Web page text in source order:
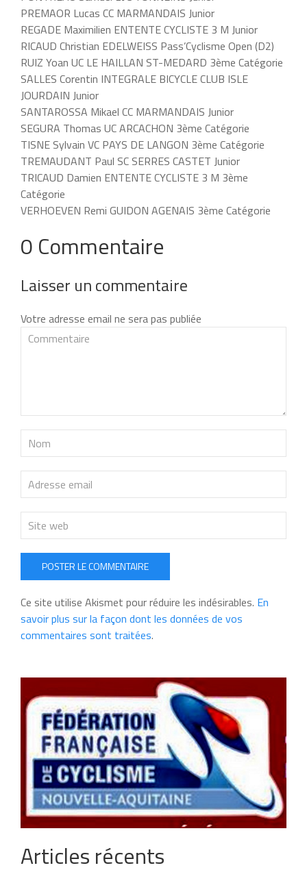
PREMAOR Lucas CC MARMANDAIS Junior
REGADE Maximilien ENTENTE CYCLISTE 3 M Junior
RICAUD Christian EDELWEISS Pass’Cyclisme Open (D2)
RUIZ Yoan UC LE HAILLAN ST-MEDARD 3ème Catégorie
SALLES Corentin INTEGRALE BICYCLE CLUB ISLE
JOURDAIN Junior
SANTAROSSA Mikael CC MARMANDAIS Junior
SEGURA Thomas UC ARCACHON 3ème Catégorie
TISNE Sylvain VC PAYS DE LANGON 3ème Catégorie
TREMAUDANT Paul SC SERRES CASTET Junior
TRICAUD Damien ENTENTE CYCLISTE 3 M 3ème
Catégorie
VERHOEVEN Remi GUIDON AGENAIS 3ème Catégorie
0 Commentaire
Laisser un commentaire
Votre adresse email ne sera pas publiée
POSTER LE COMMENTAIRE
Ce site utilise Akismet pour réduire les indésirables. En
savoir plus sur la façon dont les données de vos
commentaires sont traitées.
Articles récents